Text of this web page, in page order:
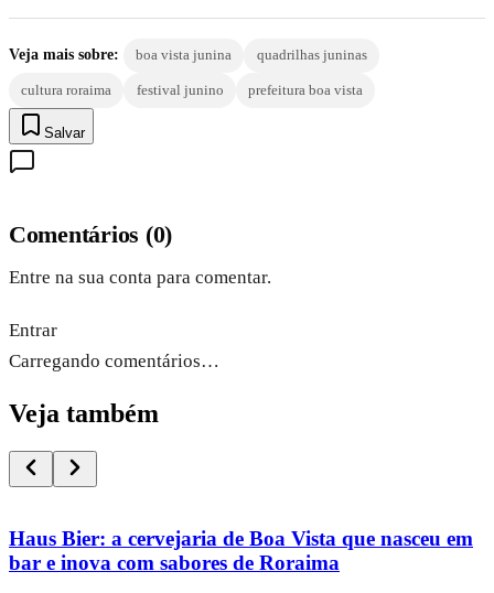
Veja mais sobre: boa vista junina quadrilhas juninas
cultura roraima festival junino prefeitura boa vista
Salvar
Comentários (0)
Entre na sua conta para comentar.
Entrar
Carregando comentários…
Veja também
Haus Bier: a cervejaria de Boa Vista que nasceu em
bar e inova com sabores de Roraima